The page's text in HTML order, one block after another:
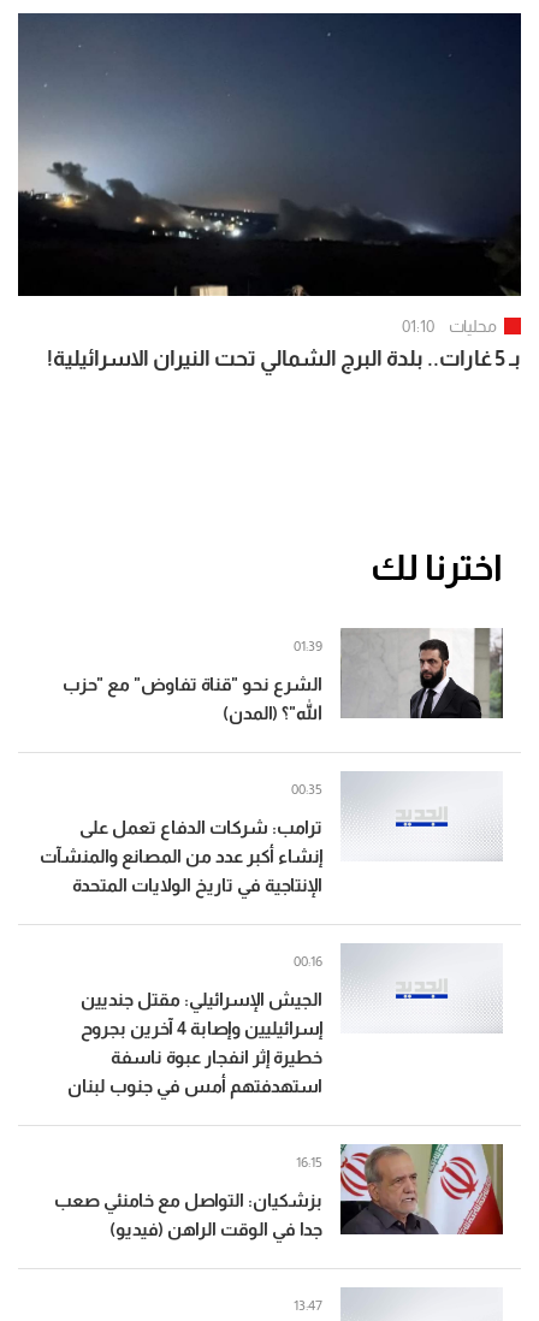
محليات 01:10
بـ 5 غارات.. بلدة البرج الشمالي تحت النيران الاسرائيلية!
اخترنا لك
الشرع نحو "قناة تفاوض" مع "حزب
الله"؟ (المدن)
01:39
ترامب: شركات الدفاع تعمل على
إنشاء أكبر عدد من المصانع والمنشآت
الإنتاجية في تاريخ الولايات المتحدة
00:35
الجيش الإسرائيلي: مقتل جنديين
إسرائيليين وإصابة 4 آخرين بجروح
خطيرة إثر انفجار عبوة ناسفة
استهدفتهم أمس في جنوب لبنان
00:16
بزشكيان: التواصل مع خامنئي صعب
جدا في الوقت الراهن (فيديو)
16:15
13:47